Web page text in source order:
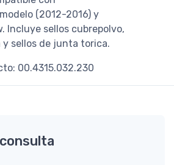
(2012-2016) y
Incluye sellos cubrepolvo,
y sellos de junta torica.
00.4315.032.230